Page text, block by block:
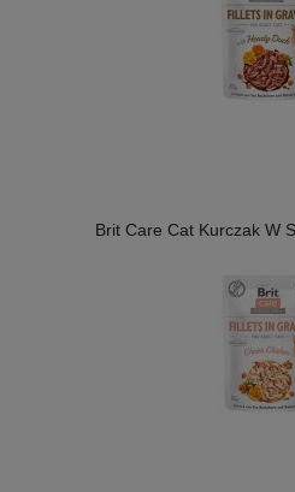
Brit Care Cat Kurczak W